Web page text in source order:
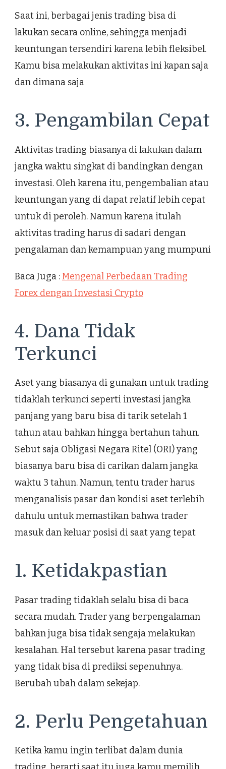
Saat ini, berbagai jenis trading bisa di
lakukan secara online, sehingga menjadi
keuntungan tersendiri karena lebih fleksibel.
Kamu bisa melakukan aktivitas ini kapan saja
dan dimana saja
3. Pengambilan Cepat
Aktivitas trading biasanya di lakukan dalam
jangka waktu singkat di bandingkan dengan
investasi. Oleh karena itu, pengembalian atau
keuntungan yang di dapat relatif lebih cepat
untuk di peroleh. Namun karena itulah
aktivitas trading harus di sadari dengan
pengalaman dan kemampuan yang mumpuni
Baca Juga :Mengenal Perbedaan Trading
Forex dengan Investasi Crypto
4. Dana Tidak
Terkunci
Aset yang biasanya di gunakan untuk trading
tidaklah terkunci seperti investasi jangka
panjang yang baru bisa di tarik setelah 1
tahun atau bahkan hingga bertahun tahun.
Sebut saja Obligasi Negara Ritel (ORI) yang
biasanya baru bisa di carikan dalam jangka
waktu 3 tahun. Namun, tentu trader harus
menganalisis pasar dan kondisi aset terlebih
dahulu untuk memastikan bahwa trader
masuk dan keluar posisi di saat yang tepat
1. Ketidakpastian
Pasar trading tidaklah selalu bisa di baca
secara mudah. Trader yang berpengalaman
bahkan juga bisa tidak sengaja melakukan
kesalahan. Hal tersebut karena pasar trading
yang tidak bisa di prediksi sepenuhnya.
Berubah ubah dalam sekejap.
2. Perlu Pengetahuan
Ketika kamu ingin terlibat dalam dunia